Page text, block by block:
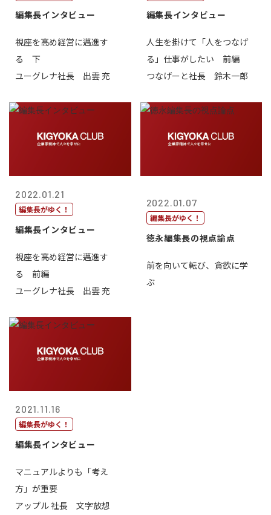
編集長インタビュー
視座を高め経営に邁進す
る 下
ユーグレナ社長 出雲 充
編集長インタビュー
人生を掛けて「人をつなげ
る」仕事がしたい 前編
つなげーと社長 鈴木一郎
2022.01.21
編集長がゆく！
編集長インタビュー
視座を高め経営に邁進す
る 前編
ユーグレナ社長 出雲 充
2022.01.07
編集長がゆく！
徳永編集長の視点論点
前を向いて転び、貪欲に学
ぶ
2021.11.16
編集長がゆく！
編集長インタビュー
マニュアルよりも「考え
方」が重要
アップル 社長 文字放想